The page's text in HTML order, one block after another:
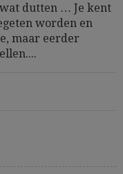
dutten … Je kent
worden en
maar eerder